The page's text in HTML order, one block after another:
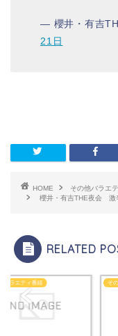
— 櫻井・有吉
21日
HOME
その他バラエ
櫻井・有吉THE夜会 激
RELATED
バラエティ番組 そ